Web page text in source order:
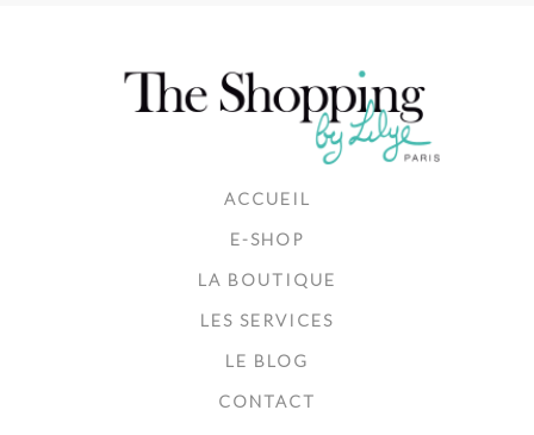
ACCUEIL
E-SHOP
LA BOUTIQUE
LES SERVICES
LE BLOG
CONTACT